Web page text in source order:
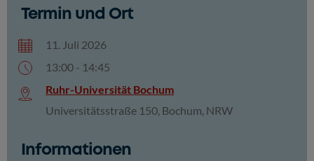
Termin und Ort
11. Juli 2026
13:00 - 14:45
Ruhr-Universität Bochum
Universitätsstraße 150, Bochum, NRW
ICS herunterladen
Informationen